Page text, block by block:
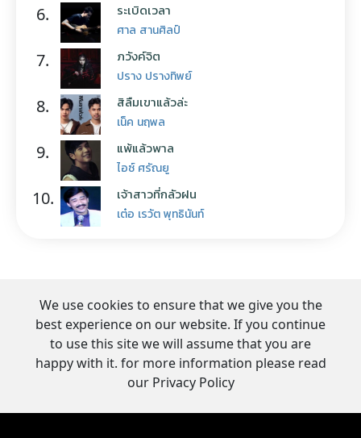
6. ระเบิดเวลา
ศาล สานศิลป์
7. ภวังค์จิต
ปราง ปรางทิพย์
8. สิลืมเขาแล้วล่ะ
เน็ค นฤพล
9. แพ้แล้วพาล
ไอซ์ ศรัณยู
10. เจ้าสาวที่กลัวฝน
เต๋อ เรวัต พุทธินันท์
We use cookies to ensure that we give you the
best experience on our website. If you continue
to use this site we will assume that you are
happy with it. for more information please read
our Privacy Policy